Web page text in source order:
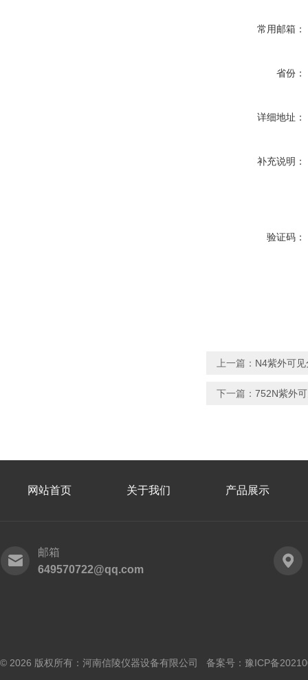
常用邮箱：
省份：
详细地址：
补充说明：
验证码：
上一篇： N4紫外可
下一篇： 752N紫外
网站首页 关于我们 产品展示
邮箱
649570722@qq.com
© 2026 版权所有：河南信陵仪器设备有限公司 备案号： 豫ICP备